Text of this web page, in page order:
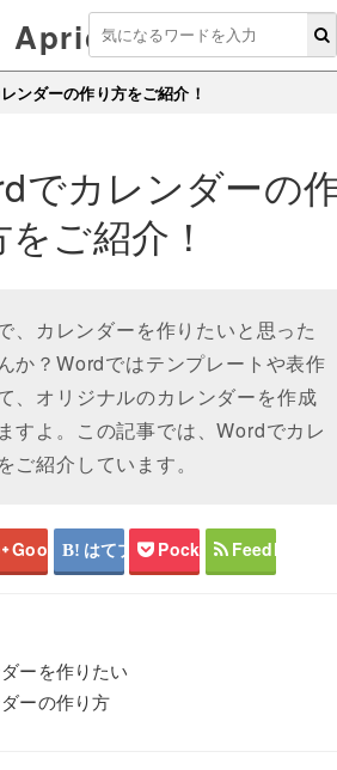
Aprico
ンダーの作り方をご紹介！
でカレンダーの
をご紹介！
、カレンダーを作りたいと思った
か？Wordではテンプレートや表作
、オリジナルのカレンダーを作成
すよ。この記事では、Wordでカレ
ご紹介しています。
Google+ はてブ Pocket Feedly
ーを作りたい
ーの作り方